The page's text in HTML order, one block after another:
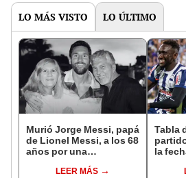
LO MÁS VISTO LO ÚLTIMO
Murió Jorge Messi, papá
de Lionel Messi, a los 68
años por una
LEER MÁS
Tabla
la
del